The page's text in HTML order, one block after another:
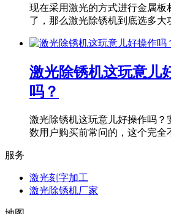
现在采用激光的方式进行金属板
了，那么激光除锈机到底选多大
激光除锈机这玩意儿
吗？
激光除锈机这玩意儿好操作吗？
数用户购买前常问的，这个完全
服务
激光刻字加工
激光除锈机厂家